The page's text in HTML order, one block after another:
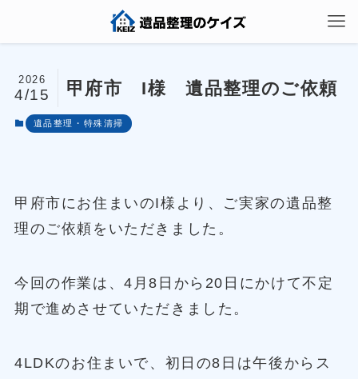
甲府市 I様 遺品整理のご依頼
2026
4/15
遺品整理・特殊清掃
甲府市にお住まいのI様より、ご実家の遺品整
理のご依頼をいただきました。
今回の作業は、4月8日から20日にかけて不定
期で進めさせていただきました。
4LDKのお住まいで、初日の8日は午後からス